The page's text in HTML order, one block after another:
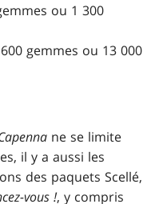
ou 1 300
gemmes ou 13 000
ne se limite
il y a aussi les
des paquets Scellé,
vous !, y compris